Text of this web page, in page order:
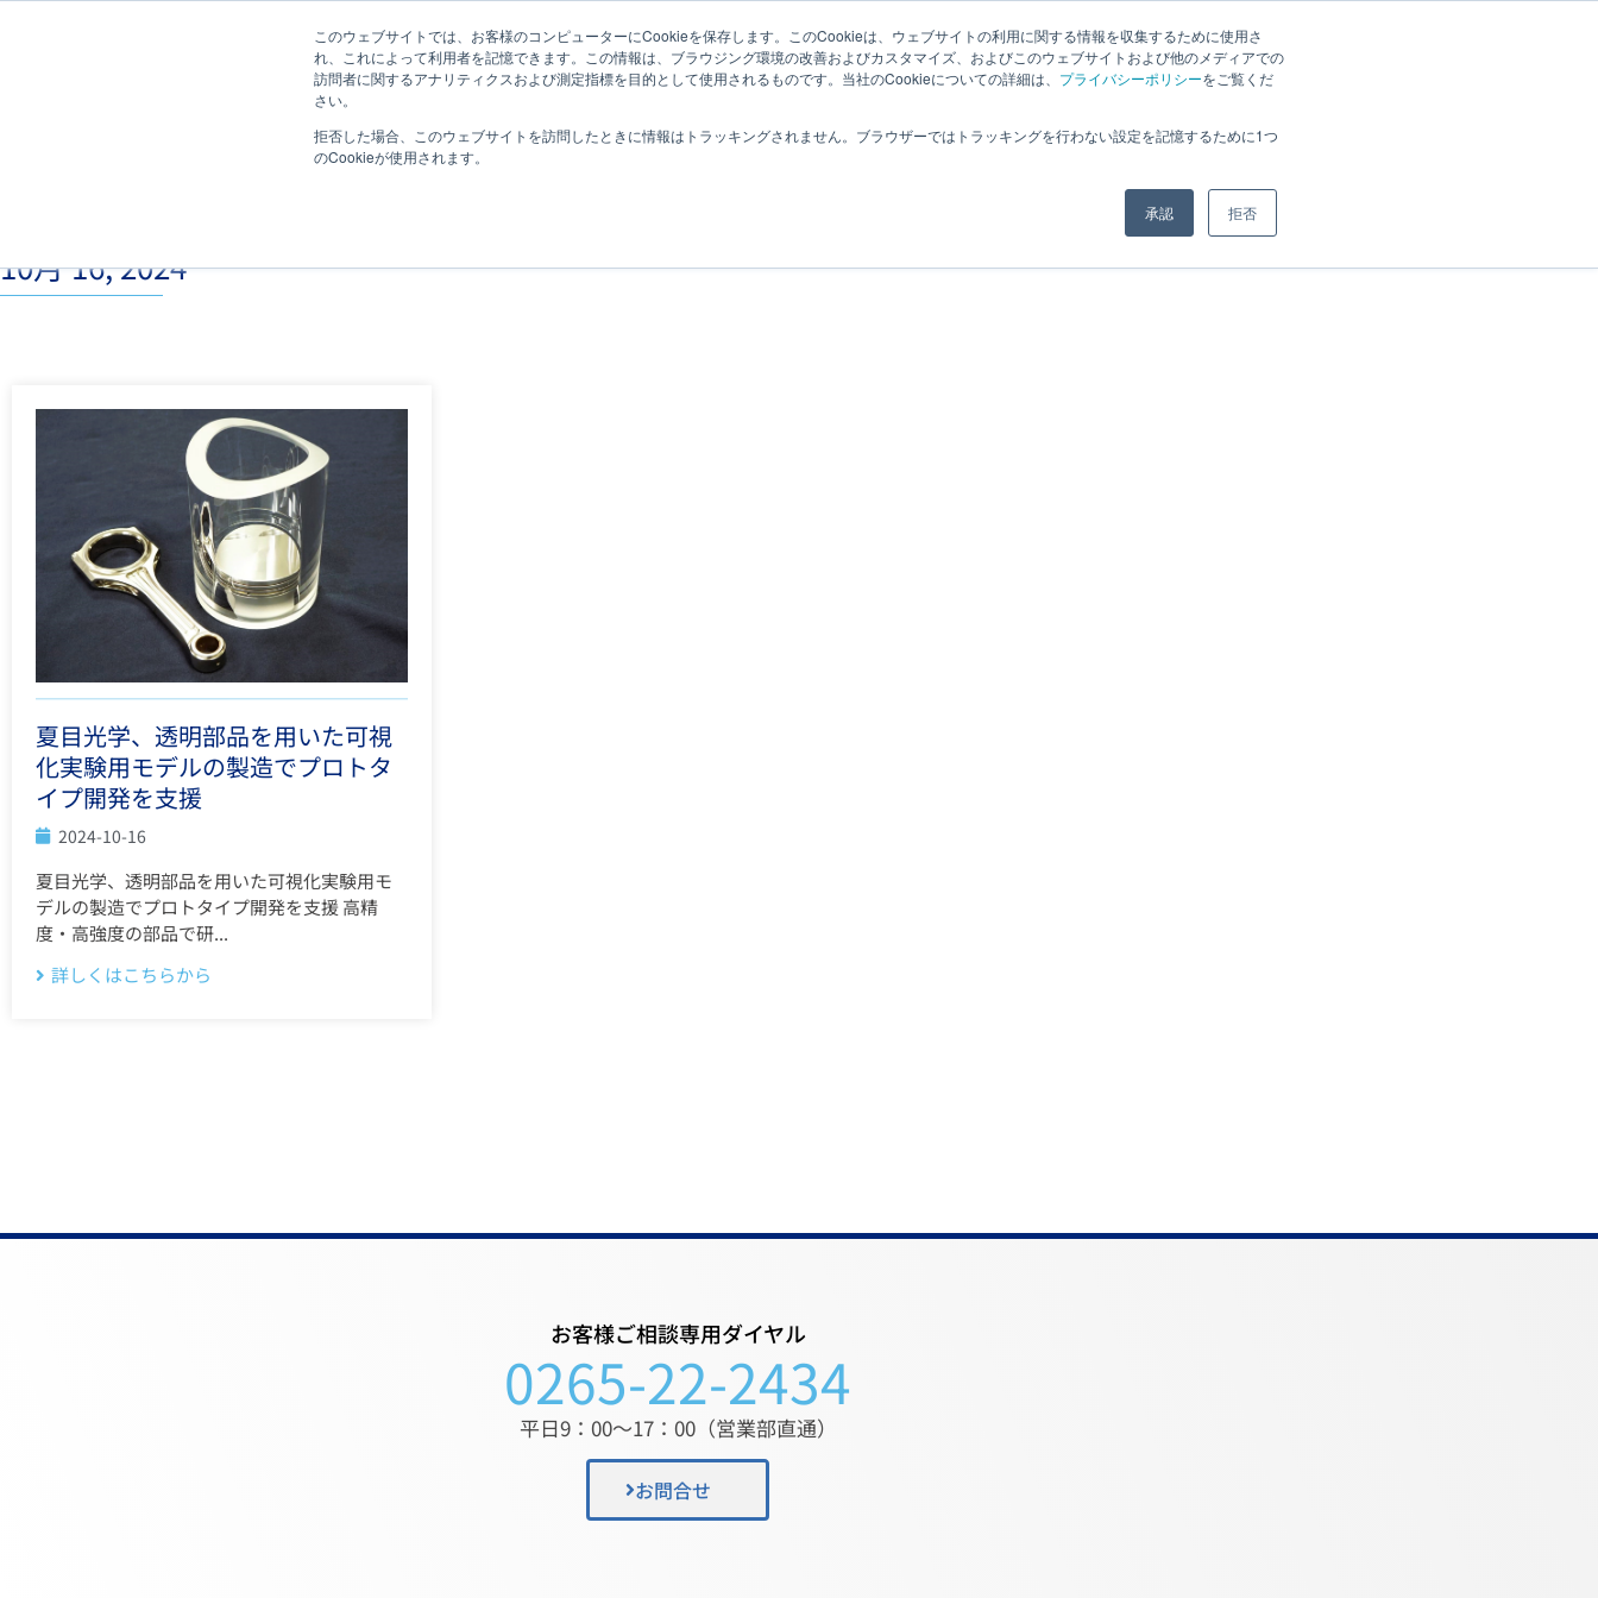
このウェブサイトでは、お客様のコンピューターにCookieを保存します。このCookieは、ウェブサイトの利用に関する情報を収集するために使用さ
れ、これによって利用者を記憶できます。この情報は、ブラウジング環境の改善およびカスタマイズ、およびこのウェブサイトおよび他のメディアでの
訪問者に関するアナリティクスおよび測定指標を目的として使用されるものです。当社のCookieについての詳細は、 プライバシーポリシーをご覧くだ
さい。
拒否した場合、このウェブサイトを訪問したときに情報はトラッキングされません。ブラウザーではトラッキングを行わない設定を記憶するために1つ
のCookieが使用されます。
承認 拒否
夏目光学とは 適応分野 オプティクス ヒカリの豆知識 お知らせ 採用案内
10月 16, 2024
夏目光学、透明部品を用いた可視
化実験用モデルの製造でプロトタ
イプ開発を支援
2024-10-16
夏目光学、透明部品を用いた可視化実験用モ
デルの製造でプロトタイプ開発を支援 高精
度・高強度の部品で研...
詳しくはこちらから
お客様ご相談専用ダイヤル
0265-22-2434
平日9：00〜17：00（営業部直通）
お問合せ